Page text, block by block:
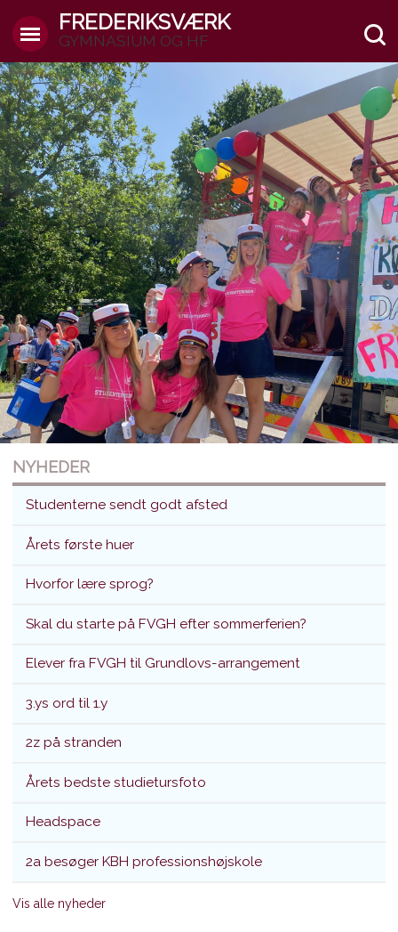
FREDERIKSVÆRK
GYMNASIUM OG HF
Studenterne sendt godt afsted
NYHEDER
Studenterne sendt godt afsted
Årets første huer
Hvorfor lære sprog?
Skal du starte på FVGH efter sommerferien?
Elever fra FVGH til Grundlovs-arrangement
3.ys ord til 1.y
2z på stranden
Årets bedste studietursfoto
Headspace
2a besøger KBH professionshøjskole
Vis alle nyheder